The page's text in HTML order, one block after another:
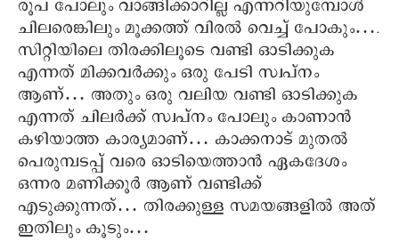
രൂപ പോലും വാങ്ങിക്കാറില്ല എന്നറിയുമ്പോള്‍
ചിലരെങ്കിലും മൂക്കത്ത് വിരല്‍ വെച്ച് പോകും….
സിറ്റിയിലെ തിരക്കിലൂടെ വണ്ടി ഓടിക്കുക
എന്നത് മിക്കവര്‍ക്കും ഒരു പേടി സ്വപ്നം
ആണ്… അതും ഒരു വലിയ വണ്ടി ഓടിക്കുക
എന്നത് ചിലര്‍ക്ക് സ്വപ്നം പോലും കാണാന്‍
കഴിയാത്ത കാര്യമാണ്… കാക്കനാട് മുതല്‍
പെരുമ്പടപ്പ് വരെ ഓടിയെത്താന്‍ ഏകദേശം
ഒന്നര മണിക്കൂര്‍ ആണ് വണ്ടിക്ക്
എടുക്കുന്നത്… തിരക്കുള്ള സമയങ്ങളില്‍ അത്
ഇതിലും കൂടും…